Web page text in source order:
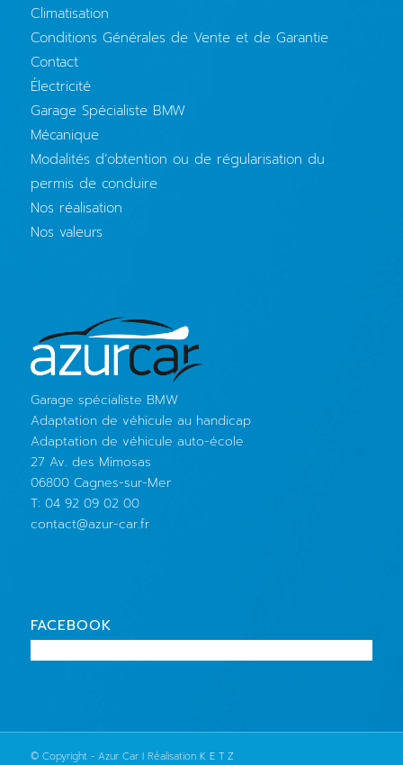
Climatisation
Conditions Générales de Vente et de Garantie
Contact
Électricité
Garage Spécialiste BMW
Mécanique
Modalités d’obtention ou de régularisation du
permis de conduire
Nos réalisation
Nos valeurs
Garage spécialiste BMW
Adaptation de véhicule au handicap
Adaptation de véhicule auto-école
27 Av. des Mimosas
06800 Cagnes-sur-Mer
T: 04 92 09 02 00
contact@azur-car.fr
FACEBOOK
© Copyright - Azur Car I Réalisation K E T Z